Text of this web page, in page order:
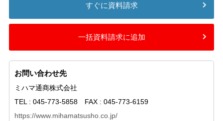
すぐに資料請求
一括資料請求に追加
お問い合わせ先
ミハマ通商株式会社
TEL : 045-773-5858 FAX : 045-773-6159
https://www.mihamatsusho.co.jp/